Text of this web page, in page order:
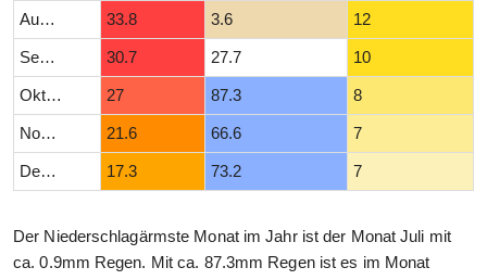
August 33.8 3.6 12
September 30.7 27.7 10
Oktober 27 87.3 8
November 21.6 66.6 7
Dezember 17.3 73.2 7
Der Niederschlagärmste Monat im Jahr ist der Monat Juli mit
ca. 0.9mm Regen. Mit ca. 87.3mm Regen ist es im Monat